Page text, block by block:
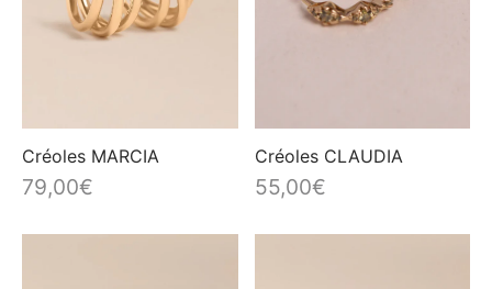
Créoles MARCIA
79,00€
Créoles CLAUDIA
55,00€